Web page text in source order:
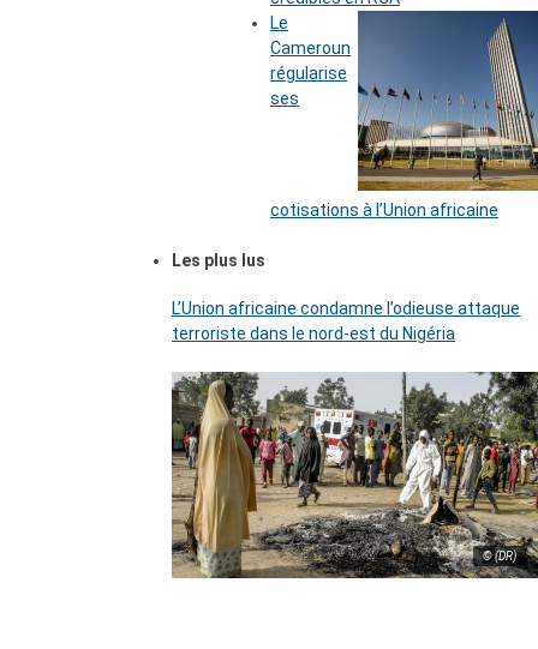
Le
Cameroun
régularise
ses
cotisations à l’Union africaine
Les plus lus
L’Union africaine condamne l’odieuse attaque
terroriste dans le nord-est du Nigéria
© (DR)